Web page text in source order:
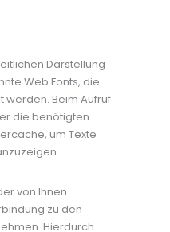
Darstellung
Web Fonts, die
Beim Aufruf
die benötigten
um Texte
von Ihnen
zu den
Hierdurch